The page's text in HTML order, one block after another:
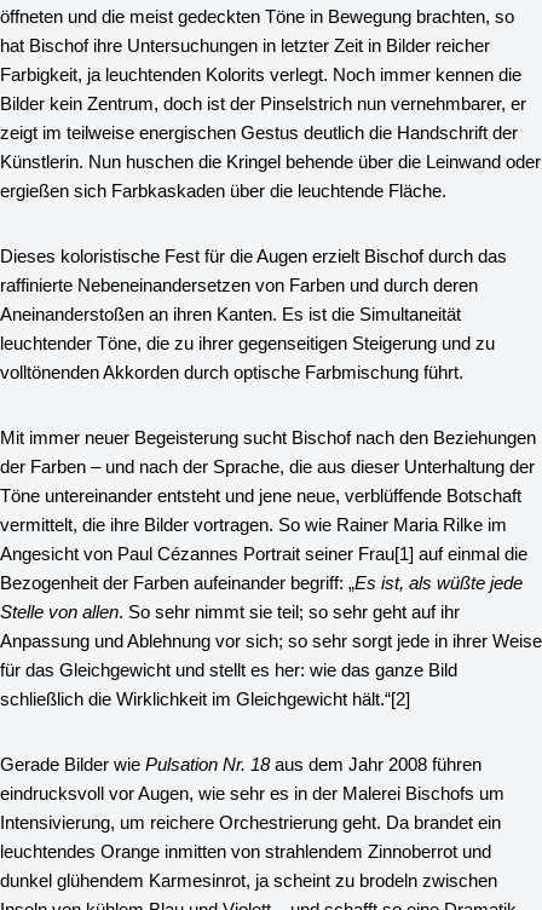
öffneten und die meist gedeckten Töne in Bewegung brachten, so
hat Bischof ihre Untersuchungen in letzter Zeit in Bilder reicher
Farbigkeit, ja leuchtenden Kolorits verlegt. Noch immer kennen die
Bilder kein Zentrum, doch ist der Pinselstrich nun vernehmbarer, er
zeigt im teilweise energischen Gestus deutlich die Handschrift der
Künstlerin. Nun huschen die Kringel behende über die Leinwand oder
ergießen sich Farbkaskaden über die leuchtende Fläche.
Dieses koloristische Fest für die Augen erzielt Bischof durch das
raffinierte Nebeneinandersetzen von Farben und durch deren
Aneinanderstoßen an ihren Kanten. Es ist die Simultaneität
leuchtender Töne, die zu ihrer gegenseitigen Steigerung und zu
volltönenden Akkorden durch optische Farbmischung führt.
Mit immer neuer Begeisterung sucht Bischof nach den Beziehungen
der Farben – und nach der Sprache, die aus dieser Unterhaltung der
Töne untereinander entsteht und jene neue, verblüffende Botschaft
vermittelt, die ihre Bilder vortragen. So wie Rainer Maria Rilke im
Angesicht von Paul Cézannes Portrait seiner Frau[1] auf einmal die
Bezogenheit der Farben aufeinander begriff: „Es ist, als wüßte jede
Stelle von allen. So sehr nimmt sie teil; so sehr geht auf ihr
Anpassung und Ablehnung vor sich; so sehr sorgt jede in ihrer Weise
für das Gleichgewicht und stellt es her: wie das ganze Bild
schließlich die Wirklichkeit im Gleichgewicht hält.“[2]
Gerade Bilder wie Pulsation Nr. 18aus dem Jahr 2008 führen
eindrucksvoll vor Augen, wie sehr es in der Malerei Bischofs um
Intensivierung, um reichere Orchestrierung geht. Da brandet ein
leuchtendes Orange inmitten von strahlendem Zinnoberrot und
dunkel glühendem Karmesinrot, ja scheint zu brodeln zwischen